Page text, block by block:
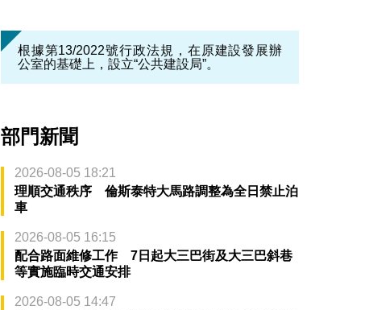
根據第13/2022號行政法規，在原建設發展辦
公室的基礎上，設立“公共建設局”。
部門新聞
2026-08-05 18:21
理順交通秩序 倫斯泰特大馬路調整為全日禁止泊
車
2026-08-05 16:15
配合路面維修工作 7日起大三巴街及大三巴斜巷
等實施臨時交通安排
2026-08-05 14:47